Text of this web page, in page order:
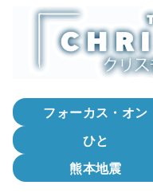
フォーカス・オン
ひと
熊本地震